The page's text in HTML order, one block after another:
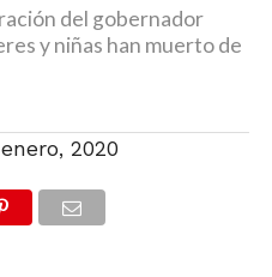
del gobernador
y niñas han muerto de
2020